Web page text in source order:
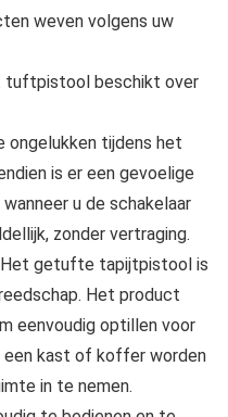
weven volgens uw
tuftpistool beschikt over
ongelukken tijdens het
is er een gevoelige
u de schakelaar
zonder vertraging.
Het getufte tapijtpistool is
Het product
eenvoudig optillen voor
een kast of koffer worden
in te nemen.